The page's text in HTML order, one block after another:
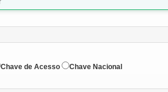
Chave de Acesso
Chave Nacional